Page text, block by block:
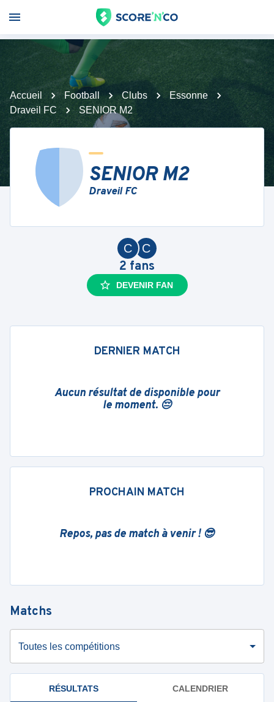
Accueil Football Clubs
Essonne
Draveil FC
SENIOR M2
SENIOR M2
Draveil FC
C
C
2 fans
DEVENIR FAN
DERNIER MATCH
Aucun résultat de disponible pour
le moment. 😔
PROCHAIN MATCH
Repos, pas de match à venir ! 😎
Matchs
Toutes les compétitions
RÉSULTATS CALENDRIER